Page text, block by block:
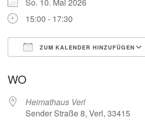
So. 10. Mai 2026
15:00 - 17:30
ZUM KALENDER HINZUFÜGEN
WO
Heimathaus Verl
Sender Straße 8, Verl, 33415